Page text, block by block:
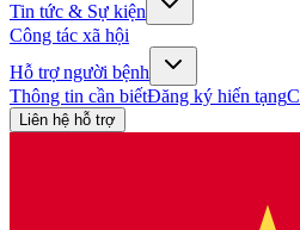
Tin tức & Sự kiện
Công tác xã hội
Hỗ trợ người bệnh
Thông tin cần biếtĐăng ký hiến tạng
Liên hệ hỗ trợ